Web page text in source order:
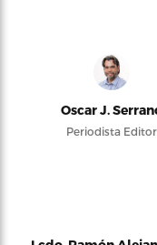
Oscar J.
Periodista Editor